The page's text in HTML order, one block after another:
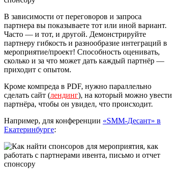
В зависимости от переговоров и запроса
партнера вы показываете тот или иной вариант.
Часто — и тот, и другой. Демонстрируйте
партнеру гибкость и разнообразие интеграций в
мероприятие/проект! Способность оценивать,
сколько и за что может дать каждый партнёр —
приходит с опытом.
Кроме компреда в PDF, нужно параллельно
сделать сайт (лендинг), на который можно увести
партнёра, чтобы он увидел, что происходит.
Например, для конференции «SMM-Десант» в
Екатеринбурге: